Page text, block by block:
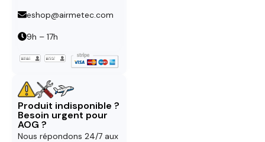
eshop@airmetec.com
9h – 17h
Produit indisponible ?
Besoin urgent pour
AOG ?
Nous répondons 24/7 aux